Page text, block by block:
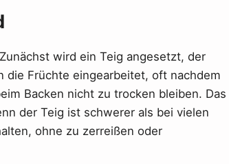
wird ein Teig angesetzt, der
die Früchte eingearbeitet, oft nachdem
Backen nicht zu trocken bleiben. Das
der Teig ist schwerer als bei vielen
ohne zu zerreißen oder